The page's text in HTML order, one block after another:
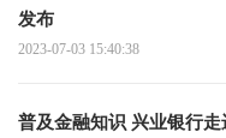
发布
2023-07-03 15:40:38
普及金融知识 兴业银行